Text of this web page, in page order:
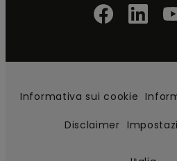
Informativa sui cookie
Disclaimer